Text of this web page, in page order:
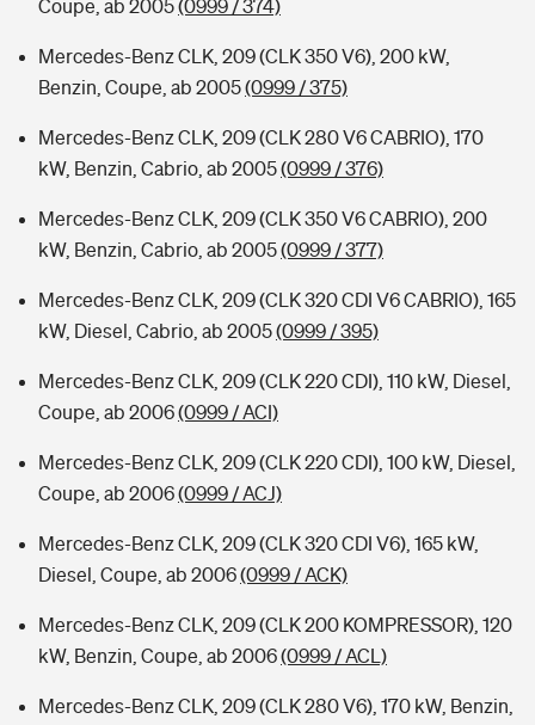
Coupe, ab 2005(0999 / 374)
Mercedes-Benz CLK, 209 (CLK 350 V6), 200 kW,
Benzin, Coupe, ab 2005(0999 / 375)
Mercedes-Benz CLK, 209 (CLK 280 V6 CABRIO), 170
kW, Benzin, Cabrio, ab 2005(0999 / 376)
Mercedes-Benz CLK, 209 (CLK 350 V6 CABRIO), 200
kW, Benzin, Cabrio, ab 2005(0999 / 377)
Mercedes-Benz CLK, 209 (CLK 320 CDI V6 CABRIO), 165
kW, Diesel, Cabrio, ab 2005(0999 / 395)
Mercedes-Benz CLK, 209 (CLK 220 CDI), 110 kW, Diesel,
Coupe, ab 2006(0999 / ACI)
Mercedes-Benz CLK, 209 (CLK 220 CDI), 100 kW, Diesel,
Coupe, ab 2006(0999 / ACJ)
Mercedes-Benz CLK, 209 (CLK 320 CDI V6), 165 kW,
Diesel, Coupe, ab 2006(0999 / ACK)
Mercedes-Benz CLK, 209 (CLK 200 KOMPRESSOR), 120
kW, Benzin, Coupe, ab 2006(0999 / ACL)
Mercedes-Benz CLK, 209 (CLK 280 V6), 170 kW, Benzin,